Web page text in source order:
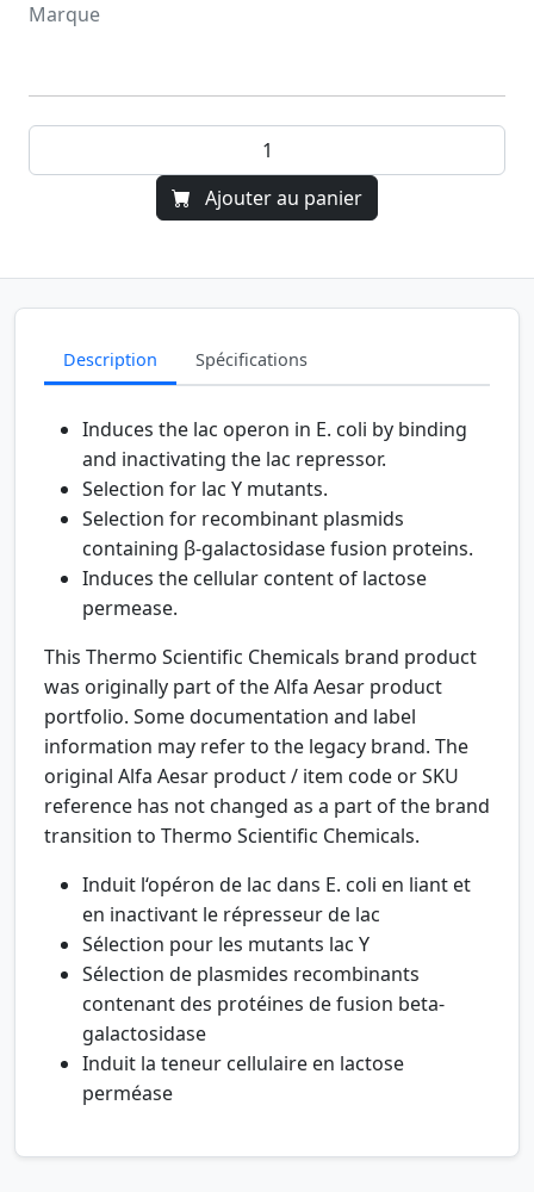
Marque
Ajouter au panier
Description Spécifications
Induces the lac operon in E. coli by binding
and inactivating the lac repressor.
Selection for lac Y mutants.
Selection for recombinant plasmids
containing β-galactosidase fusion proteins.
Induces the cellular content of lactose
permease.
This Thermo Scientific Chemicals brand product
was originally part of the Alfa Aesar product
portfolio. Some documentation and label
information may refer to the legacy brand. The
original Alfa Aesar product / item code or SKU
reference has not changed as a part of the brand
transition to Thermo Scientific Chemicals.
Induit l‘opéron de lac dans E. coli en liant et
en inactivant le répresseur de lac
Sélection pour les mutants lac Y
Sélection de plasmides recombinants
contenant des protéines de fusion beta-
galactosidase
Induit la teneur cellulaire en lactose
perméase